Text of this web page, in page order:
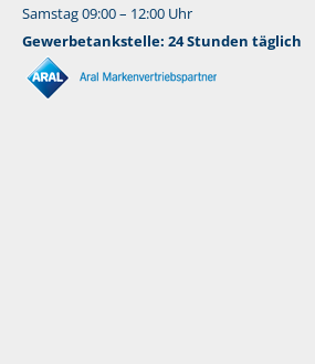
Samstag 09:00 – 12:00 Uhr
Gewerbetankstelle: 24 Stunden täglich